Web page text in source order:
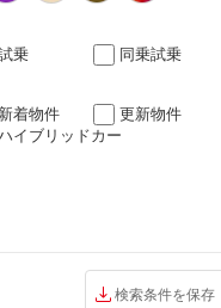
乗 同乗試乗
新着物件
更新物件
イブリッドカー
検索条件を保存